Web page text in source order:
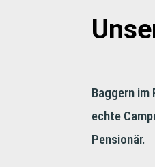
Baggern im
echte
Pensionär.